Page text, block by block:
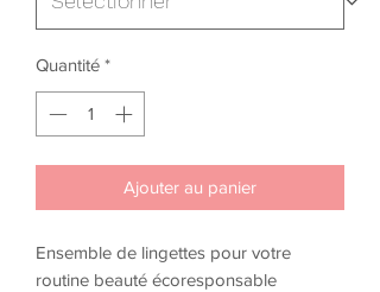
Quantité *
Ajouter au panier
Ensemble de lingettes pour votre
routine beauté écoresponsable